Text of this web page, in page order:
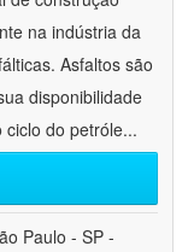
na indústria da
Asfaltos são
disponibilidade
ciclo do petróle...
Paulo - SP -